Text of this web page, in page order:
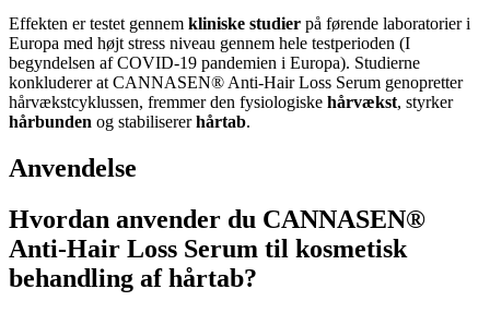
Effekten er testet gennem kliniske studier på førende laboratorier i
Europa med højt stress niveau gennem hele testperioden (I
begyndelsen af COVID-19 pandemien i Europa). Studierne
konkluderer at CANNASEN® Anti-Hair Loss Serum genopretter
hårvækstcyklussen, fremmer den fysiologiske hårvækst, styrker
hårbunden og stabilisererhårtab.
Anvendelse
Hvordan anvender du CANNASEN®
Anti-Hair Loss Serum til kosmetisk
behandling af hårtab?